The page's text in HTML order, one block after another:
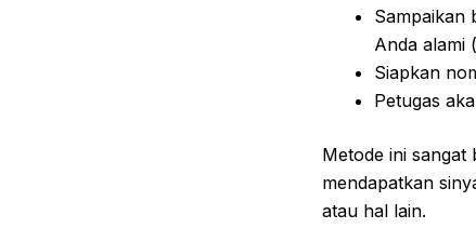
Sampaikan
Anda alami
Siapkan
Petugas
Metode ini sangat
mendapatkan
atau hal lain.